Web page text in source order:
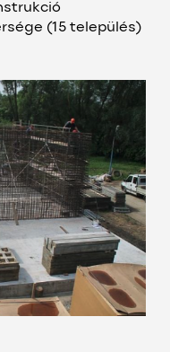
(15 település)